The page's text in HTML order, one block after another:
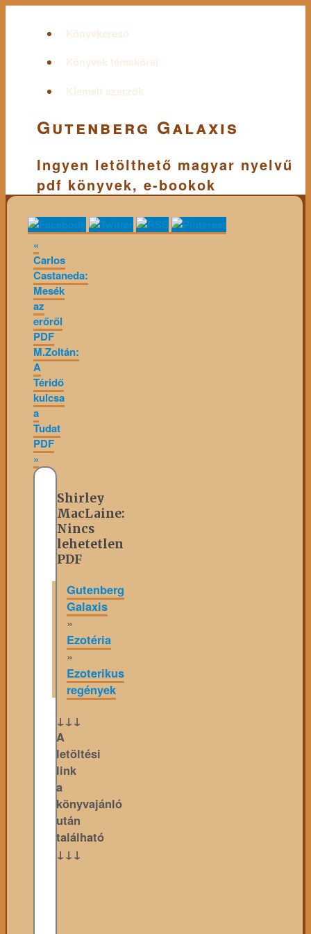
Könyvkereső
Könyvek témakörei
Kiemelt szerzők
Gutenberg Galaxis
Ingyen letölthető magyar nyelvű
pdf könyvek, e-bookok
«
Carlos
Castaneda:
Mesék
az
erőről
PDF
M.Zoltán:
A
Téridő
kulcsa
a
Tudat
PDF
»
Shirley
MacLaine:
Nincs
lehetetlen
PDF
Gutenberg
Galaxis
»
Ezotéria
»
Ezoterikus
regények
↓↓↓
A
letöltési
link
a
könyvajánló
után
található
↓↓↓